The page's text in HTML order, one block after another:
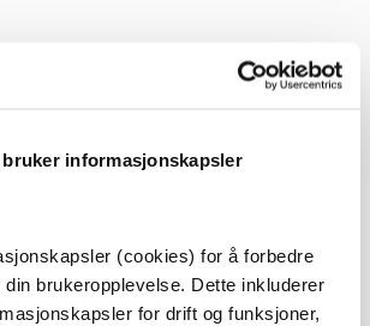
informasjonskapsler
(cookies) for å forbedre
brukeropplevelse. Dette inkluderer
for drift og funksjoner,
vil kjøpe andel eller selveier? Les
her.